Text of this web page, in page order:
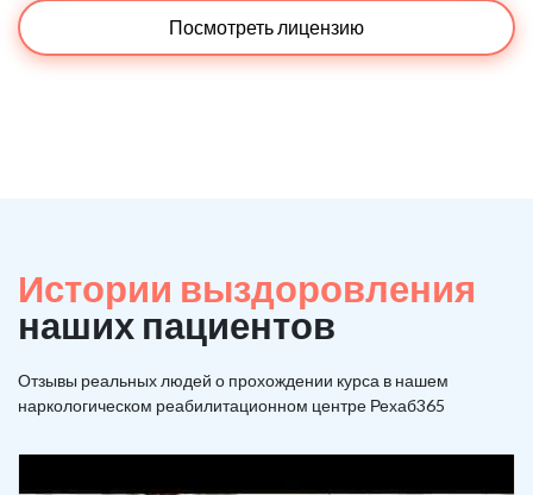
Посмотреть лицензию
Истории выздоровления
наших пациентов
Отзывы реальных людей о прохождении курса в нашем
наркологическом реабилитационном центре Рехаб365